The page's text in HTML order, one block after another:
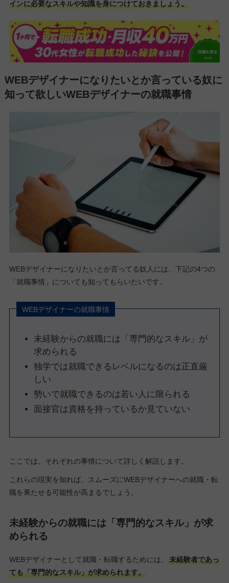
インに必要なスキルや知識を身につけておきましょう。
WEBデザイナーになりたいとか言っている奴に
知って欲しいWEBデザイナーの就職事情
WEBデザイナーになりたいとか言ってる奴人には、下記の4つの
「就職事情」についても知ってもらいたいです。
WEBデザイナーの就職事情
未経験からの就職には「専門的なスキル」が
求められる
独学では就職できるレベルになるのは正直厳
しい
勢いで就職できるのは若い人に限られる
面接官は資格を持っているか見ていない
ここでは、それぞれの事情について詳しく解説します。
これらの現実を知れば、スムーズにWEBデザイナーへの就職・転
職を果たせる可能性が高まるでしょう。
未経験からの就職には「専門的なスキル」が求
められる
WEBデザイナーとして就職・転職するためには、
未経験者であっ
ても「専門的なスキル」が求められます。